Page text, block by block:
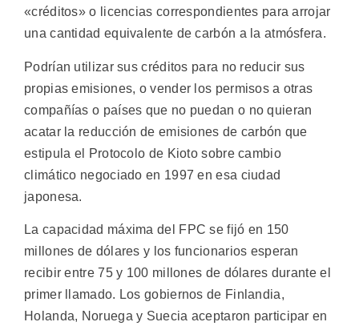
«créditos» o licencias correspondientes para arrojar
una cantidad equivalente de carbón a la atmósfera.
Podrían utilizar sus créditos para no reducir sus
propias emisiones, o vender los permisos a otras
compañías o países que no puedan o no quieran
acatar la reducción de emisiones de carbón que
estipula el Protocolo de Kioto sobre cambio
climático negociado en 1997 en esa ciudad
japonesa.
La capacidad máxima del FPC se fijó en 150
millones de dólares y los funcionarios esperan
recibir entre 75 y 100 millones de dólares durante el
primer llamado. Los gobiernos de Finlandia,
Holanda, Noruega y Suecia aceptaron participar en